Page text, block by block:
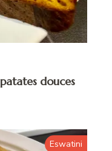
douces
Eswatini